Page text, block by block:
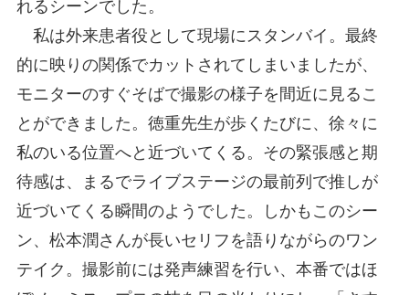
れるシーンでした。
私は外来患者役として現場にスタンバイ。最終
的に映りの関係でカットされてしまいましたが、
モニターのすぐそばで撮影の様子を間近に見るこ
とができました。徳重先生が歩くたびに、徐々に
私のいる位置へと近づいてくる。その緊張感と期
待感は、まるでライブステージの最前列で推しが
近づいてくる瞬間のようでした。しかもこのシー
ン、松本潤さんが長いセリフを語りながらのワン
テイク。撮影前には発声練習を行い、本番ではほ